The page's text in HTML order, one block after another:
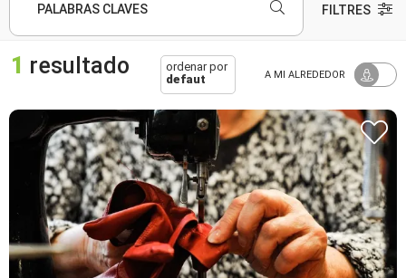
PALABRAS CLAVES FILTRES
1 resultado
ordenar por
defaut
A MI ALREDEDOR